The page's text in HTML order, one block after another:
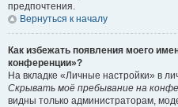
предпочтения.
Вернуться к началу
Как избежать появления моего
конференции»?
На вкладке «Личные настройки» в
Скрывать моё пребывание на
видны только администраторам,